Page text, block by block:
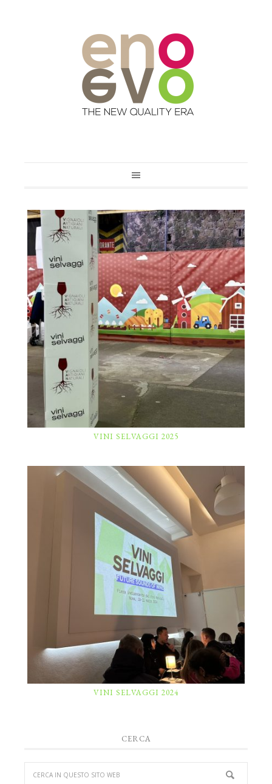
VINI SELVAGGI 2025
VINI SELVAGGI 2024
CERCA